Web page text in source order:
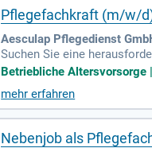
Pflegefachkraft (m/w/
Aesculap Pflegedienst
Suchen Sie eine
sundheits- und
itszeiten und zahlreiche
atmosphäre!
Betriebliche
mehr erfahren
Nebenjob als